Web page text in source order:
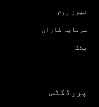
نیوز روم
سرمایہ کاران
بلاگ
پروڈکٹس